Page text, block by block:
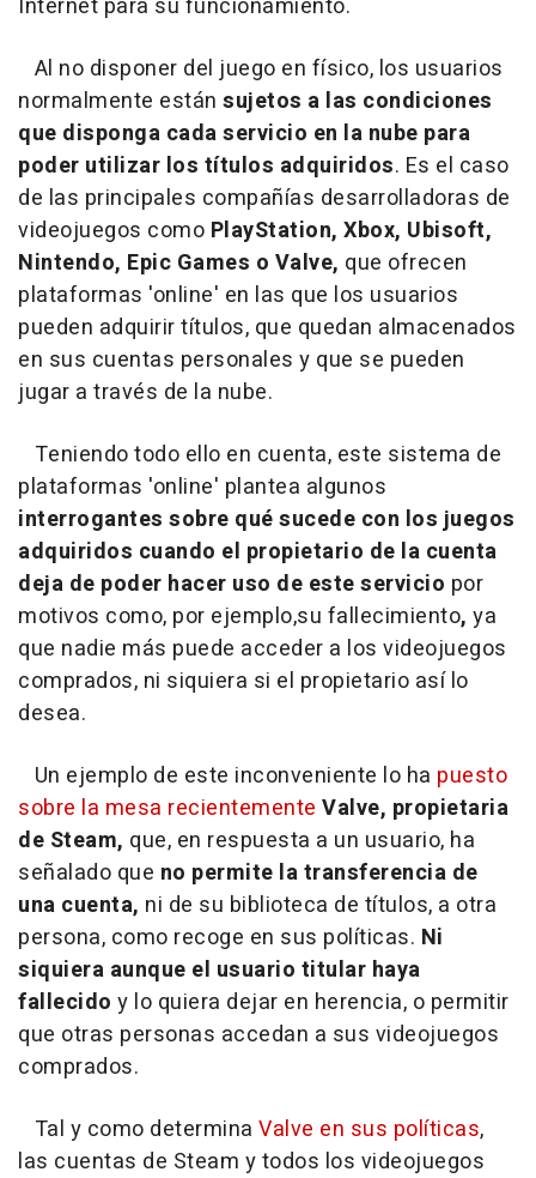
Internet para su funcionamiento.
Al no disponer del juego en físico, los usuarios
normalmente están sujetos a las condiciones
que disponga cada servicio en la nube para
poder utilizar los títulos adquiridos. Es el caso
de las principales compañías desarrolladoras de
videojuegos como PlayStation, Xbox, Ubisoft,
Nintendo, Epic Games o Valve, que ofrecen
plataformas 'online' en las que los usuarios
pueden adquirir títulos, que quedan almacenados
en sus cuentas personales y que se pueden
jugar a través de la nube.
Teniendo todo ello en cuenta, este sistema de
plataformas 'online' plantea algunos
interrogantes sobre qué sucede con los juegos
adquiridos cuando el propietario de la cuenta
deja de poder hacer uso de este servicio por
motivos como, por ejemplo,su fallecimiento, ya
que nadie más puede acceder a los videojuegos
comprados, ni siquiera si el propietario así lo
desea.
Un ejemplo de este inconveniente lo ha puesto
sobre la mesa recientemente Valve, propietaria
de Steam, que, en respuesta a un usuario, ha
señalado que no permite la transferencia de
una cuenta, ni de su biblioteca de títulos, a otra
persona, como recoge en sus políticas. Ni
siquiera aunque el usuario titular haya
fallecido y lo quiera dejar en herencia, o permitir
que otras personas accedan a sus videojuegos
comprados.
Tal y como determina Valve en sus políticas,
las cuentas de Steam y todos los videojuegos